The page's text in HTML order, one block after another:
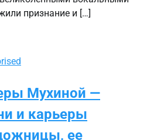
признание и […]
Мухиной —
и карьеры
ее